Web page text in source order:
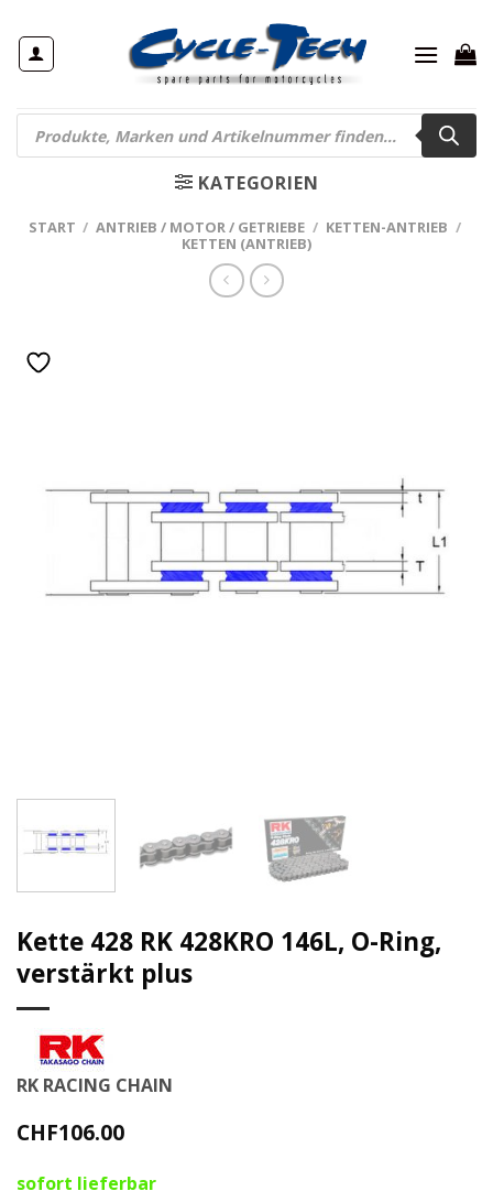
Inhalt
springen
Products
search
KATEGORIEN
START / ANTRIEB / MOTOR / GETRIEBE / KETTEN-ANTRIEB /
KETTEN (ANTRIEB)
Kette 428 RK 428KRO 146L, O-Ring,
verstärkt plus
RK RACING CHAIN
CHF106.00
sofort lieferbar